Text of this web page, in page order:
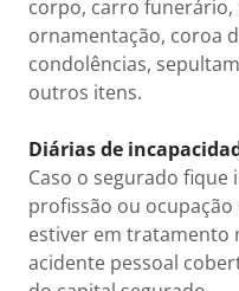
corpo, carro
ornamentação, coroa
condolências,
outros itens.
Diárias de
Caso o segurado fique
profissão ou
estiver em tratamento
acidente pessoal